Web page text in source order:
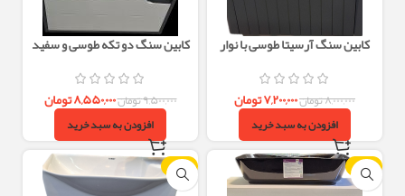
کابین سنگ آرسیتا طوسی با نوار
۸,۰۰۰,۰۰۰تومان۷,۲۰۰,۰۰۰تومان
افزودن به سبد خرید
کابین سنگ دو تکه طوسی و سفید
۹,۵۰۰,۰۰۰تومان۸,۵۵۰,۰۰۰تومان
افزودن به سبد خرید
-10%
-10%